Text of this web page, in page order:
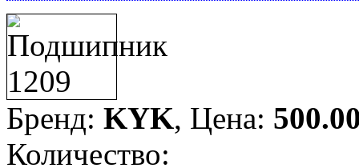
Бренд: KYK, Цена:
Количество: